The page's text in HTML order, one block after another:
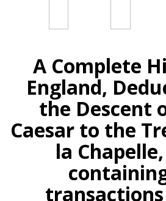
A Complete
England,
the Descent
Caesar to the
la